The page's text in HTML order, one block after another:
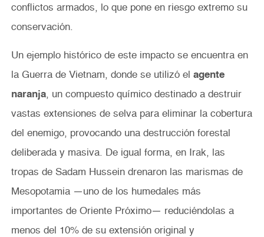
conflictos armados, lo que pone en riesgo extremo su
conservación.
Un ejemplo histórico de este impacto se encuentra en
la Guerra de Vietnam, donde se utilizó el agente
naranja, un compuesto químico destinado a destruir
vastas extensiones de selva para eliminar la cobertura
del enemigo, provocando una destrucción forestal
deliberada y masiva. De igual forma, en Irak, las
tropas de Sadam Hussein drenaron las marismas de
Mesopotamia —uno de los humedales más
importantes de Oriente Próximo— reduciéndolas a
menos del 10% de su extensión original y